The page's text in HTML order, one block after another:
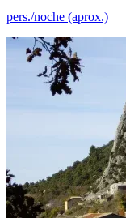
pers./noche (aprox.)